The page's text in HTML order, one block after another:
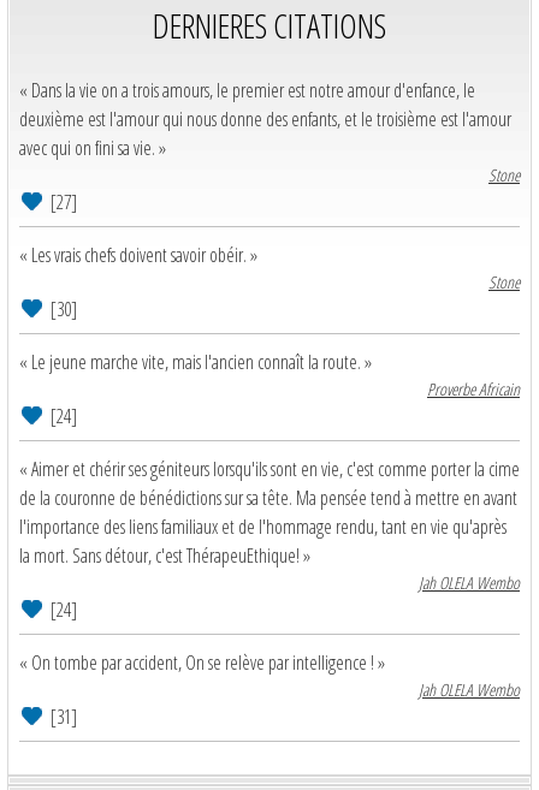
DERNIERES CITATIONS
« Dans la vie on a trois amours, le premier est notre amour d'enfance, le
deuxième est l'amour qui nous donne des enfants, et le troisième est l'amour
avec qui on fini sa vie. »
Stone
[27]
« Les vrais chefs doivent savoir obéir. »
Stone
[30]
« Le jeune marche vite, mais l'ancien connaît la route. »
Proverbe Africain
[24]
« Aimer et chérir ses géniteurs lorsqu'ils sont en vie, c'est comme porter la cime
de la couronne de bénédictions sur sa tête. Ma pensée tend à mettre en avant
l'importance des liens familiaux et de l'hommage rendu, tant en vie qu'après
la mort. Sans détour, c'est ThérapeuEthique! »
Jah OLELA Wembo
[24]
« On tombe par accident, On se relève par intelligence ! »
Jah OLELA Wembo
[31]